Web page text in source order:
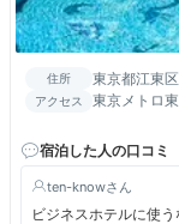
住所 東京都江東
アクセス
東京メトロ
宿泊した人の口コミ
ten-know
ビジネスホテルに使う